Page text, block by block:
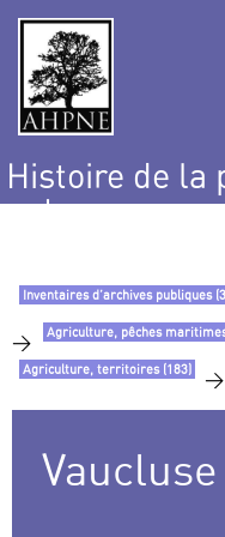
Histoire de la
nature
Inventaires d’archives publiques
> Agriculture, pêches
Agriculture, territoires (183) >
Vaucluse